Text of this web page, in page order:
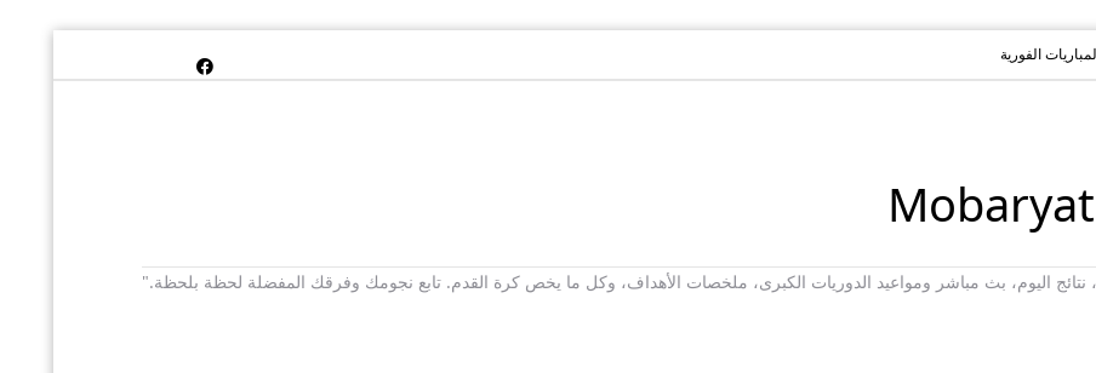
الفورية
نتائج اليوم، بث مباشر ومواعيد الدوريات الكبرى، ملخصات الأهداف، وكل ما يخص كرة القدم. تابع نجومك وفرقك المفضلة لحظة بلحظة."